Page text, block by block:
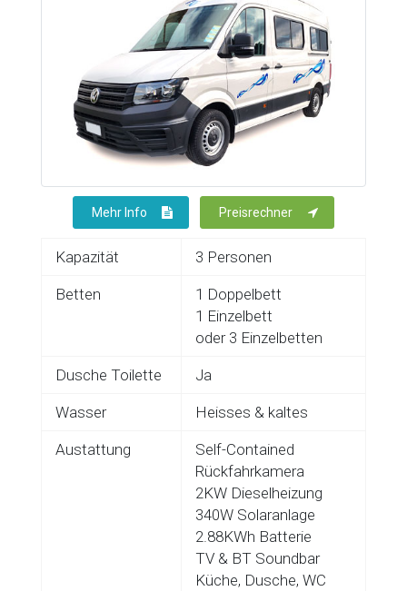
Mehr Info Preisrechner
Kapazität 3 Personen
Betten
1 Doppelbett
1 Einzelbett
oder 3 Einzelbetten
Dusche Toilette Ja
Wasser Heisses & kaltes
Austattung
Self-Contained
Rückfahrkamera
2KW Dieselheizung
340W Solaranlage
2.88KWh Batterie
TV & BT Soundbar
Küche, Dusche, WC